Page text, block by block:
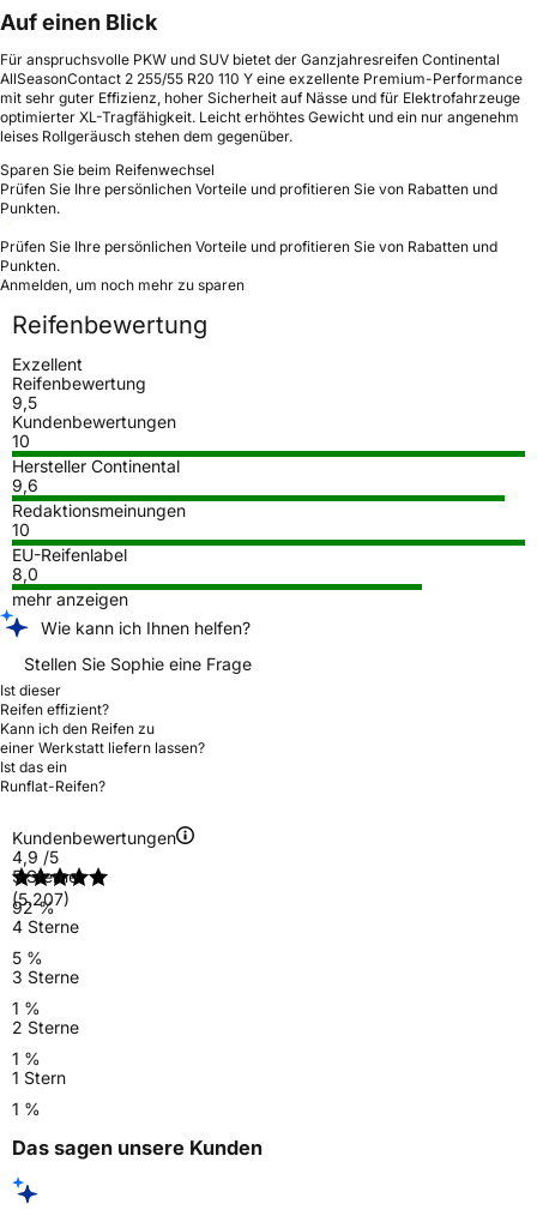
Auf einen Blick
Für anspruchsvolle PKW und SUV bietet der Ganzjahresreifen Continental
AllSeasonContact 2 255/55 R20 110 Y eine exzellente Premium-Performance
mit sehr guter Effizienz, hoher Sicherheit auf Nässe und für Elektrofahrzeuge
optimierter XL-Tragfähigkeit. Leicht erhöhtes Gewicht und ein nur angenehm
leises Rollgeräusch stehen dem gegenüber.
Sparen Sie beim Reifenwechsel
Prüfen Sie Ihre persönlichen Vorteile und profitieren Sie von Rabatten und
Punkten.
Prüfen Sie Ihre persönlichen Vorteile und profitieren Sie von Rabatten und
Punkten.
Anmelden, um noch mehr zu sparen
Reifenbewertung
Exzellent
Reifenbewertung
9,5
Kundenbewertungen
10
Hersteller Continental
9,6
Redaktionsmeinungen
10
EU-Reifenlabel
8,0
mehr anzeigen
Wie kann ich Ihnen helfen?
Stellen Sie Sophie eine Frage
Ist dieser
Reifen effizient?
Kann ich den Reifen zu
einer Werkstatt liefern lassen?
Ist das ein
Runflat-Reifen?
Kundenbewertungen
4,9 /5
(5.207)
5 Sterne
92 %
4 Sterne
5 %
3 Sterne
1 %
2 Sterne
1 %
1 Stern
1 %
Das sagen unsere Kunden